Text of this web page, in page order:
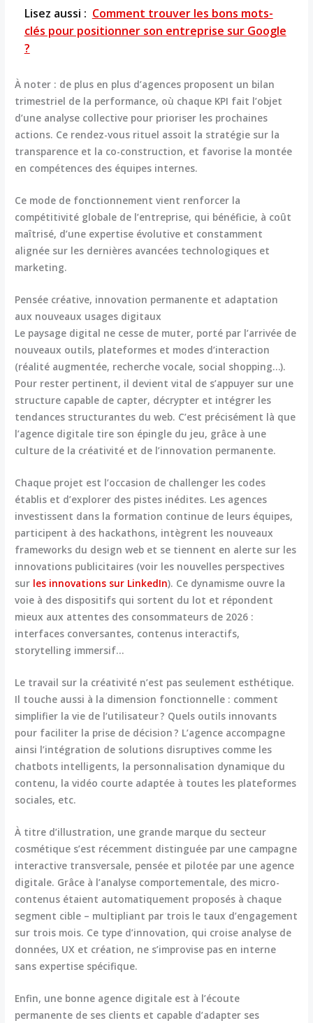
Lisez aussi : Comment trouver les bons mots-
clés pour positionner son entreprise sur Google
?
À noter : de plus en plus d’agences proposent un bilan
trimestriel de la performance, où chaque KPI fait l’objet
d’une analyse collective pour prioriser les prochaines
actions. Ce rendez-vous rituel assoit la stratégie sur la
transparence et la co-construction, et favorise la montée
en compétences des équipes internes.
Ce mode de fonctionnement vient renforcer la
compétitivité globale de l’entreprise, qui bénéficie, à coût
maîtrisé, d’une expertise évolutive et constamment
alignée sur les dernières avancées technologiques et
marketing.
Pensée créative, innovation permanente et adaptation
aux nouveaux usages digitaux
Le paysage digital ne cesse de muter, porté par l’arrivée de
nouveaux outils, plateformes et modes d’interaction
(réalité augmentée, recherche vocale, social shopping…).
Pour rester pertinent, il devient vital de s’appuyer sur une
structure capable de capter, décrypter et intégrer les
tendances structurantes du web. C’est précisément là que
l’agence digitale tire son épingle du jeu, grâce à une
culture de la créativité et de l’innovation permanente.
Chaque projet est l’occasion de challenger les codes
établis et d’explorer des pistes inédites. Les agences
investissent dans la formation continue de leurs équipes,
participent à des hackathons, intègrent les nouveaux
frameworks du design web et se tiennent en alerte sur les
innovations publicitaires (voir les nouvelles perspectives
sur les innovations sur LinkedIn). Ce dynamisme ouvre la
voie à des dispositifs qui sortent du lot et répondent
mieux aux attentes des consommateurs de 2026 :
interfaces conversantes, contenus interactifs,
storytelling immersif…
Le travail sur la créativité n’est pas seulement esthétique.
Il touche aussi à la dimension fonctionnelle : comment
simplifier la vie de l’utilisateur ? Quels outils innovants
pour faciliter la prise de décision ? L’agence accompagne
ainsi l’intégration de solutions disruptives comme les
chatbots intelligents, la personnalisation dynamique du
contenu, la vidéo courte adaptée à toutes les plateformes
sociales, etc.
À titre d’illustration, une grande marque du secteur
cosmétique s’est récemment distinguée par une campagne
interactive transversale, pensée et pilotée par une agence
digitale. Grâce à l’analyse comportementale, des micro-
contenus étaient automatiquement proposés à chaque
segment cible – multipliant par trois le taux d’engagement
sur trois mois. Ce type d’innovation, qui croise analyse de
données, UX et création, ne s’improvise pas en interne
sans expertise spécifique.
Enfin, une bonne agence digitale est à l’écoute
permanente de ses clients et capable d’adapter ses